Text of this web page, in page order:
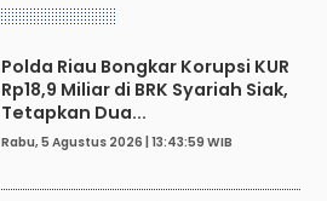
Polda Riau Bongkar Korupsi KUR
Rp18,9 Miliar di BRK Syariah Siak,
Tetapkan Dua...
Rabu, 5 Agustus 2026 | 13:43:59 WIB